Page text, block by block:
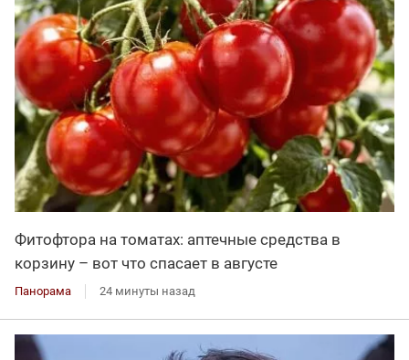
Фитофтора на томатах: аптечные средства в
корзину – вот что спасает в августе
Панорама 24 минуты назад